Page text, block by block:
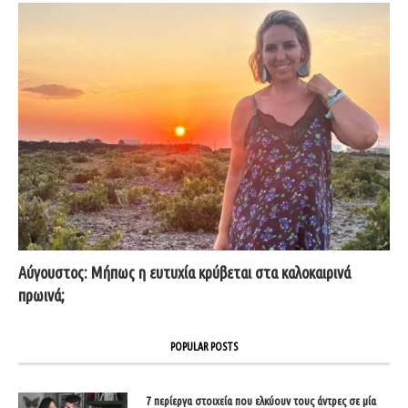
Αύγουστος: Μήπως η ευτυχία κρύβεται στα καλοκαιρινά
πρωινά;
POPULAR POSTS
7 περίεργα στοιχεία που ελκύουν τους άντρες σε μία